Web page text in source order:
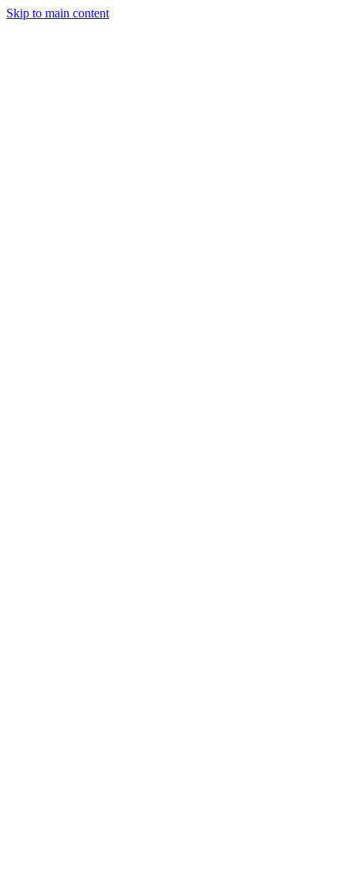
Skip to main content